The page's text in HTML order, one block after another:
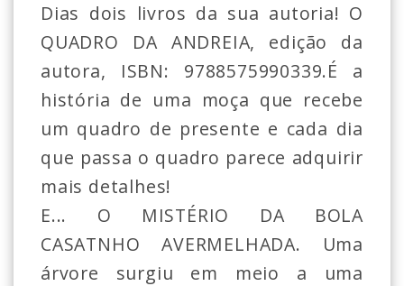
Dias dois livros da sua autoria! O
QUADRO DA ANDREIA, edição da
autora, ISBN: 9788575990339.É a
história de uma moça que recebe
um quadro de presente e cada dia
que passa o quadro parece adquirir
mais detalhes!
E... O MISTÉRIO DA BOLA
CASATNHO AVERMELHADA. Uma
árvore surgiu em meio a uma